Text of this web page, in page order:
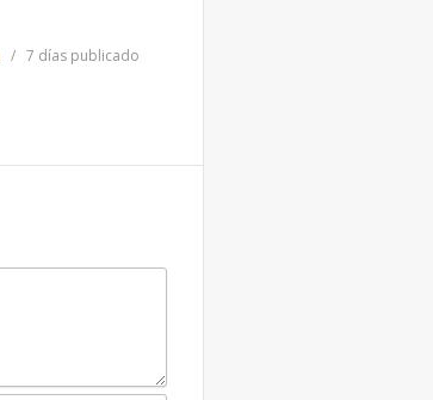
7 días publicado